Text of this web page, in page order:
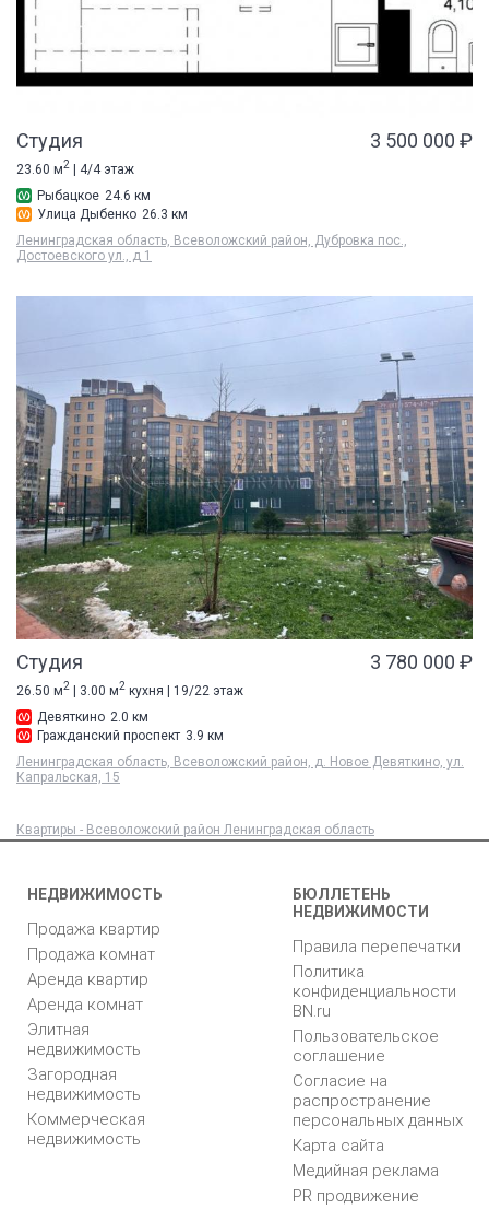
Студия 3 500 000 ₽
23.60 м2
| 4/4 этаж
Рыбацкое 24.6 км
Улица Дыбенко 26.3 км
Ленинградская область, Всеволожский район, Дубровка пос.,
Достоевского ул., д 1
Студия 3 780 000 ₽
26.50 м2 | 3.00 м2 кухня | 19/22 этаж
Девяткино 2.0 км
Гражданский проспект 3.9 км
Ленинградская область, Всеволожский район, д. Новое Девяткино, ул.
Капральская, 15
Квартиры - Всеволожский район Ленинградская область
НЕДВИЖИМОСТЬ
Продажа квартир
Продажа комнат
Аренда квартир
Аренда комнат
Элитная
недвижимость
Загородная
недвижимость
Коммерческая
недвижимость
БЮЛЛЕТЕНЬ
НЕДВИЖИМОСТИ
Правила перепечатки
Политика
конфиденциальности
BN.ru
Пользовательское
соглашение
Согласие на
распространение
персональных данных
Карта сайта
Медийная реклама
PR продвижение